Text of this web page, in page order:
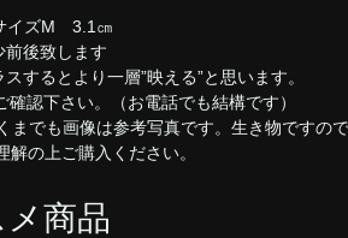
イズM 3.1㎝
後致します
するとより一層”映える”と思います。
認下さい。（お電話でも結構です）
でも画像は参考写真です。生き物ですの
の上ご購入ください。
商品